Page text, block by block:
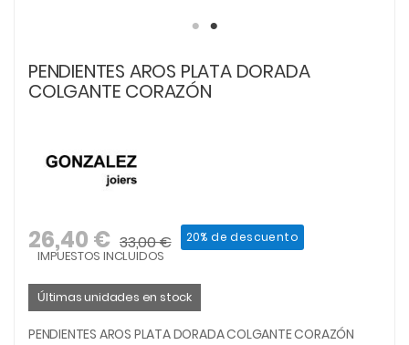
PENDIENTES AROS PLATA DORADA
COLGANTE CORAZÓN
26,40 € 33,00 € 20% de descuento
IMPUESTOS INCLUIDOS
Últimas unidades en stock
PENDIENTES AROS PLATA DORADA COLGANTE CORAZÓN